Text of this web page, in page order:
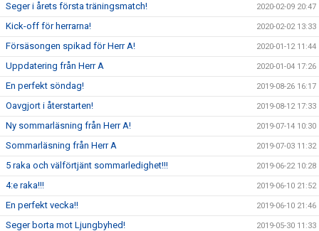
Seger i årets första träningsmatch! 2020-02-09 20:47
Kick-off för herrarna! 2020-02-02 13:33
Försäsongen spikad för Herr A! 2020-01-12 11:44
Uppdatering från Herr A 2020-01-04 17:26
En perfekt söndag! 2019-08-26 16:17
Oavgjort i återstarten! 2019-08-12 17:33
Ny sommarläsning från Herr A! 2019-07-14 10:30
Sommarläsning från Herr A 2019-07-03 11:32
5 raka och välförtjänt sommarledighet!!! 2019-06-22 10:28
4:e raka!!! 2019-06-10 21:52
En perfekt vecka!! 2019-06-10 21:46
Seger borta mot Ljungbyhed! 2019-05-30 11:33